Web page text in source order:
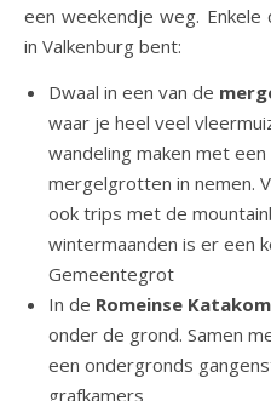
een weekendje weg.
in Valkenburg bent:
Dwaal in een van de
waar je heel veel
wandeling maken met
mergelgrotten in nemen.
ook trips met de
wintermaanden is er een
Gemeentegrot
In de Romeinse
onder de grond. Samen
een ondergronds
grafkamers